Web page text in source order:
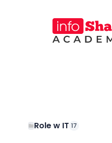
Role w IT 17